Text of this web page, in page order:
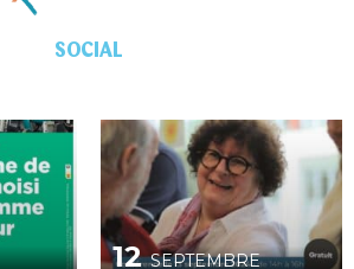
SOCIAL
12SEPTEMBRE